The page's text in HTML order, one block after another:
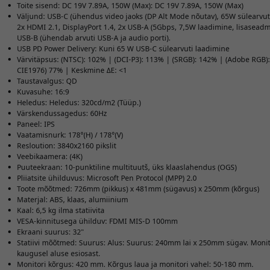
Toite sisend: DC 19V 7.89A, 150W (Max): DC 19V 7.89A, 150W (Max)
Väljund: USB-C (ühendus video jaoks (DP Alt Mode nõutav), 65W
2x HDMI 2.1, DisplayPort 1.4, 2x USB-A (5Gbps, 7,5W laadimine,
USB-B (ühendab arvuti USB-A ja audio porti).
USB PD Power Delivery: Kuni 65 W USB-C sülearvuti laadimine
Värvitäpsus: (NTSC): 102% | (DCI-P3): 113% | (SRGB): 142% | (Adobe
CIE1976) 77% | Keskmine ΔE: <1
Taustavalgus: QD
Kuvasuhe: 16:9
Heledus: Heledus: 320cd/m2 (Tüüp.)
Värskendussagedus: 60Hz
Paneel: IPS
Vaatamisnurk: 178°(H) / 178°(V)
Resloution: 3840x2160 pikslit
Veebikaamera: (4K)
Puuteekraan: 10-punktiline multituutš, üks klaaslahendus (OGS)
Pliiatsite ühilduvus: Microsoft Pen Protocol (MPP) 2.0
Toote mõõtmed: 726mm (pikkus) x 481mm (sügavus) x 250mm (kõrgus)
Materjal: ABS, klaas, alumiinium
Kaal: 6,5 kg ilma statiivita
VESA-kinnitusega ühilduv: FDMI MIS-D 100mm
Ekraani suurus: 32"
Statiivi mõõtmed: Suurus: Alus: Suurus: 240mm lai x 250mm sügav.
kaugusel aluse esiosast.
Monitori kõrgus: 420 mm. Kõrgus laua ja monitori vahel: 50-180 mm.